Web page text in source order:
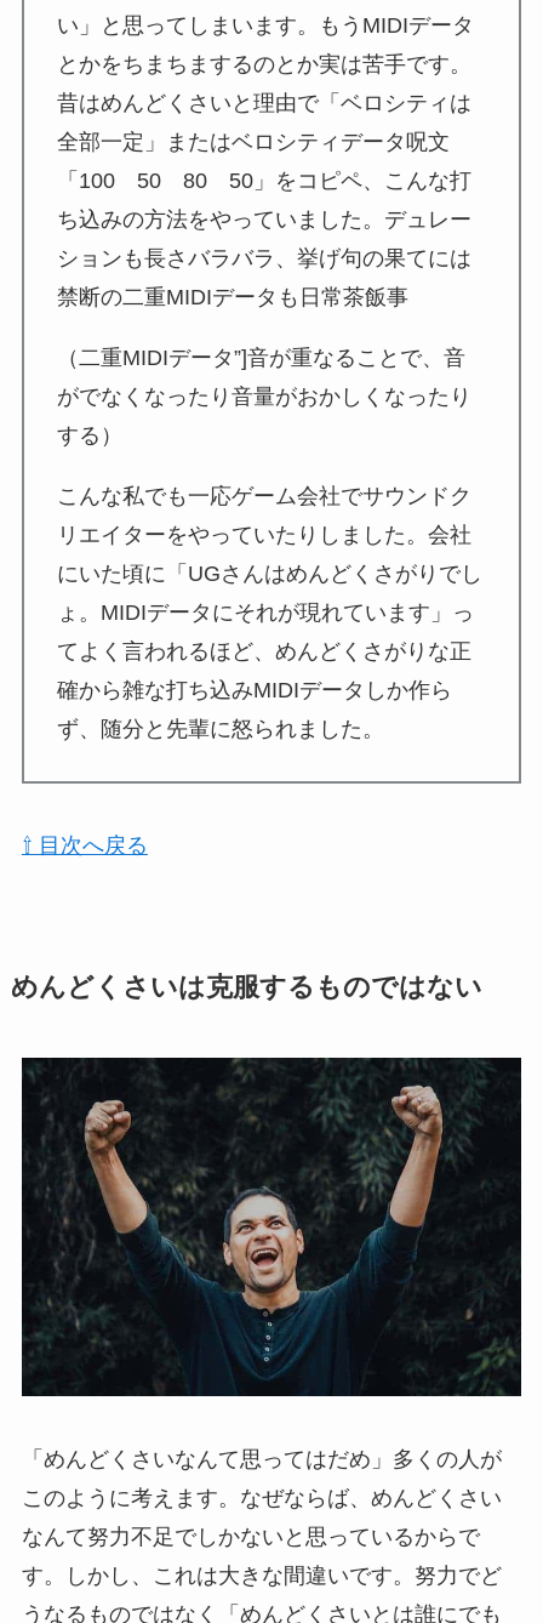
い」と思ってしまいます。もうMIDIデータ
とかをちまちまするのとか実は苦手です。
昔はめんどくさいと理由で「ベロシティは
全部一定」またはベロシティデータ呪文
「100 50 80 50」をコピペ、こんな打
ち込みの方法をやっていました。デュレー
ションも長さバラバラ、挙げ句の果てには
禁断の二重MIDIデータも日常茶飯事
（二重MIDIデータ”]音が重なることで、音
がでなくなったり音量がおかしくなったり
する）
こんな私でも一応ゲーム会社でサウンドク
リエイターをやっていたりしました。会社
にいた頃に「UGさんはめんどくさがりでし
ょ。MIDIデータにそれが現れています」っ
てよく言われるほど、めんどくさがりな正
確から雑な打ち込みMIDIデータしか作ら
ず、随分と先輩に怒られました。
⇧ 目次へ戻る
めんどくさいは克服するものではない
「めんどくさいなんて思ってはだめ」多くの人が
このように考えます。なぜならば、めんどくさい
なんて努力不足でしかないと思っているからで
す。しかし、これは大きな間違いです。努力でど
うなるものではなく「めんどくさいとは誰にでも